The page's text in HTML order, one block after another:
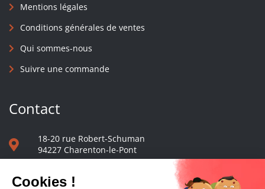
Mentions légales
Conditions générales de ventes
Qui sommes-nous
Suivre une commande
Contact
18-20 rue Robert-Schuman
94227 Charenton-le-Pont